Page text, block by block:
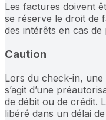
Les factures doivent
se réserve le droit de
des intérêts en cas de
Caution
Lors du check-in, une
s’agit d’une
de débit ou de crédit.
libéré dans un délai